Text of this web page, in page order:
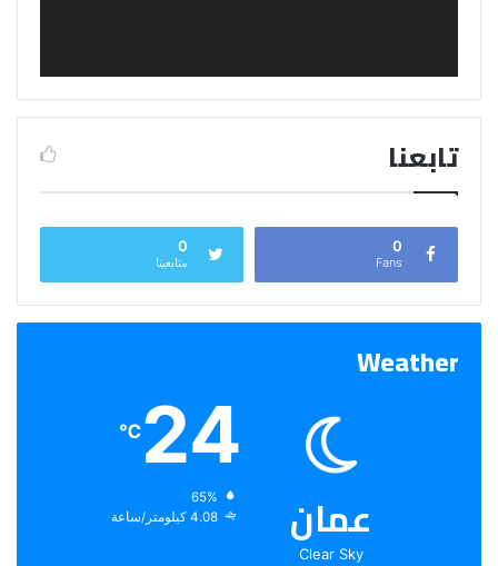
تابعنا
0
Fans
0
متابعينا
Weather
عمان
Clear Sky
24
℃
الرطوبة:
الرياح: